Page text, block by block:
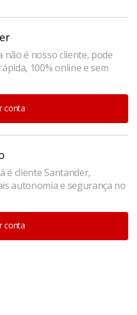
não é nosso cliente, pode
100% online e sem
conta
é cliente Santander,
autonomia e segurança no
conta